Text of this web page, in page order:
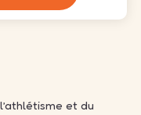
et du